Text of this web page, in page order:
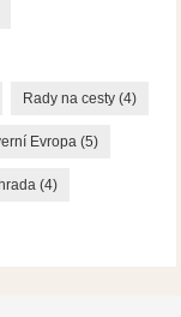
Rady na cesty (4)
Evropa (5)
(4)